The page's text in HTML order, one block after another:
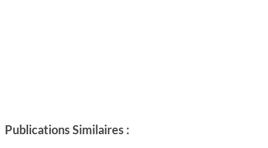
Publications Similaires :